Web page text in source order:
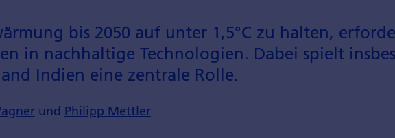
bis 2050 auf unter 1,5°C zu halten,
in nachhaltige Technologien. Dabei spielt
Indien eine zentrale Rolle.
und Philipp Mettler